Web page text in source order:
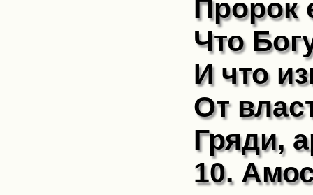
Пророк
Что
И что
От
Гряди,
10.